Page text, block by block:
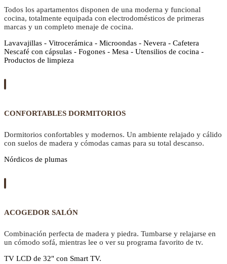
Todos los apartamentos disponen de una moderna y funcional
cocina, totalmente equipada con electrodomésticos de primeras
marcas y un completo menaje de cocina.
Lavavajillas - Vitrocerámica - Microondas - Nevera - Cafetera
Nescafé con cápsulas - Fogones - Mesa - Utensilios de cocina -
Productos de limpieza
CONFORTABLES DORMITORIOS
Dormitorios confortables y modernos. Un ambiente relajado y cálido
con suelos de madera y cómodas camas para su total descanso.
Nórdicos de plumas
ACOGEDOR SALÓN
Combinación perfecta de madera y piedra. Tumbarse y relajarse en
un cómodo sofá, mientras lee o ver su programa favorito de tv.
TV LCD de 32" con Smart TV.